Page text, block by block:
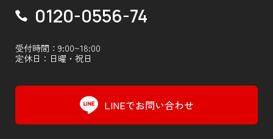
0120-0556-74
受付時間：9:00~18:00
定休日：日曜・祝日
LINEでお問い合わせ